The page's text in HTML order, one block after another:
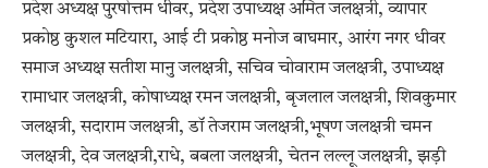
प्रदेश अध्यक्ष पुरषोत्तम धीवर, प्रदेश उपाध्यक्ष अमित जलक्षत्री, व्यापार
प्रकोष्ठ कुशल मटियारा, आई टी प्रकोष्ठ मनोज बाघमार, आरंग नगर धीवर
समाज अध्यक्ष सतीश मानु जलक्षत्री, सचिव चोवाराम जलक्षत्री, उपाध्यक्ष
रामाधार जलक्षत्री, कोषाध्यक्ष रमन जलक्षत्री, बृजलाल जलक्षत्री, शिवकुमार
जलक्षत्री, सदाराम जलक्षत्री, डॉ तेजराम जलक्षत्री,भूषण जलक्षत्री चमन
जलक्षत्री, देव जलक्षत्री,राधे, बबला जलक्षत्री, चेतन लल्लू जलक्षत्री, झड़ी